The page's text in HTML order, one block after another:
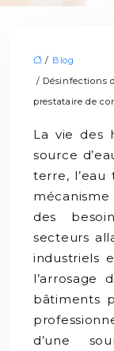
/ Blog
/ Désinfections
prestataire de
La vie des
source
terre,
des
secteurs
industriels
l’arrosage
bâtiments
d’une